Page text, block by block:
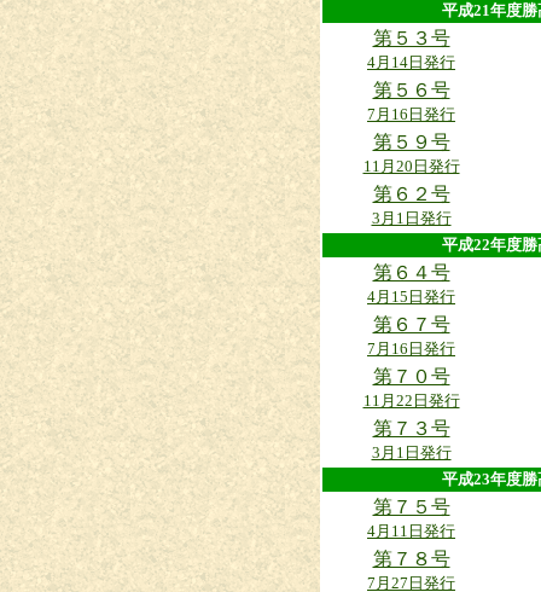
平成21年
第５３号
4月14日発行
第５６号
7月16日発行
第５９号
11月20日発行
第６２号
3月1日発行
平成22年
第６４号
4月15日発行
第６７号
7月16日発行
第７０号
11月22日発行
第７３号
3月1日発行
平成23年
第７５号
4月11日発行
第７８号
7月27日発行